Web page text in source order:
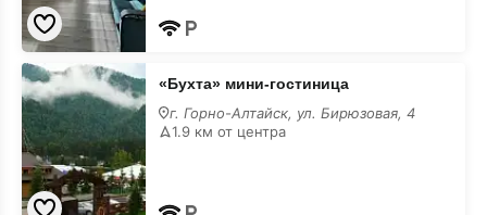
«Бухта»
мини-
гостиница
лучшие
«Бухта» мини-гостиница
г. Горно-Алтайск, ул. Бирюзовая, 4
1.9 км от центра